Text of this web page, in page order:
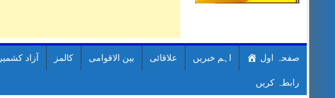
صفحہ اول اہم خبریں علاقائی بین الاقوامی کالمز آزاد کشمیر
رابطہ کریں